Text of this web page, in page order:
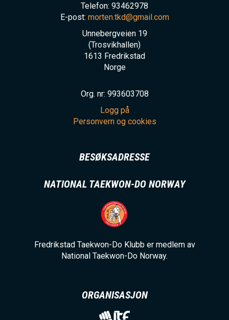
Telefon: 93462978
E-post: morten.tkd@gmail.com
Unnebergveien 19
(Trosvikhallen)
1613 Fredrikstad
Norge
Org. nr: 993603708
Logg på
Personvern og cookies
BESØKSADRESSE
NATIONAL TAEKWON-DO NORWAY
Fredrikstad Taekwon-Do Klubb er medlem av
National Taekwon-Do Norway.
ORGANISASJON